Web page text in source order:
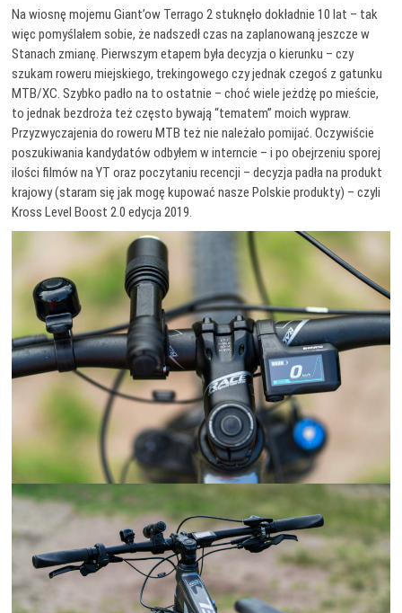
Na wiosnę mojemu Giant’ow Terrago 2 stuknęło dokładnie 10 lat – tak
więc pomyślałem sobie, że nadszedł czas na zaplanowaną jeszcze w
Stanach zmianę. Pierwszym etapem była decyzja o kierunku – czy
szukam roweru miejskiego, trekingowego czy jednak czegoś z gatunku
MTB/XC. Szybko padło na to ostatnie – choć wiele jeżdżę po mieście,
to jednak bezdroża też często bywają “tematem” moich wypraw.
Przyzwyczajenia do roweru MTB też nie należało pomijać. Oczywiście
poszukiwania kandydatów odbyłem w interncie – i po obejrzeniu sporej
ilości filmów na YT oraz poczytaniu recencji – decyzja padła na produkt
krajowy (staram się jak mogę kupować nasze Polskie produkty) – czyli
Kross Level Boost 2.0 edycja 2019.